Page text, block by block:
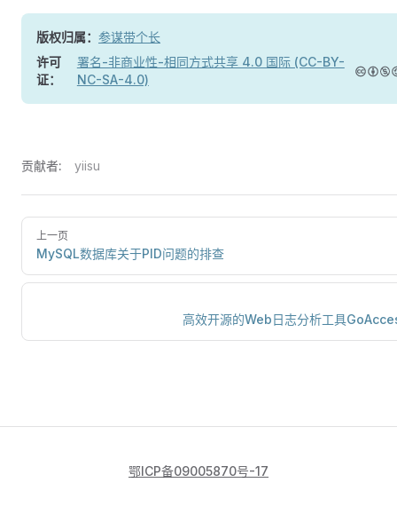
版权归属： 参谋带个长
许可
证：
署名-非商业性-相同方式共享 4.0 国际 (CC-BY-
NC-SA-4.0)
贡献者: yiisu
上一页
MySQL数据库关于PID问题的排查
高效开源的Web日志分析工具
鄂ICP备09005870号-17